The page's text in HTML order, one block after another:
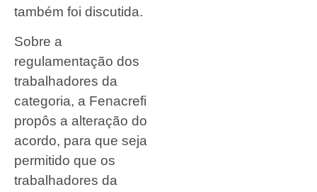
também foi discutida.
Sobre a
regulamentação dos
trabalhadores da
categoria, a Fenacrefi
propôs a alteração do
acordo, para que seja
permitido que os
trabalhadores da